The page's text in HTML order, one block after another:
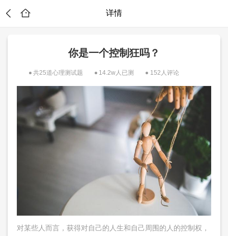
详情
你是一个控制狂吗？
共25道心理测试题 14.2w人已测 152人评论
对某些人而言，获得对自己的人生和自己周围的人的控制权，